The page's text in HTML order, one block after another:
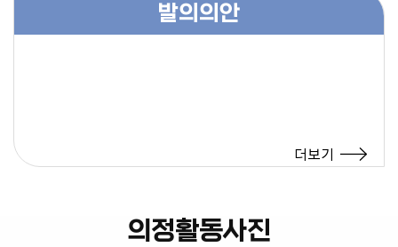
발의의안
더보기
의정활동사진